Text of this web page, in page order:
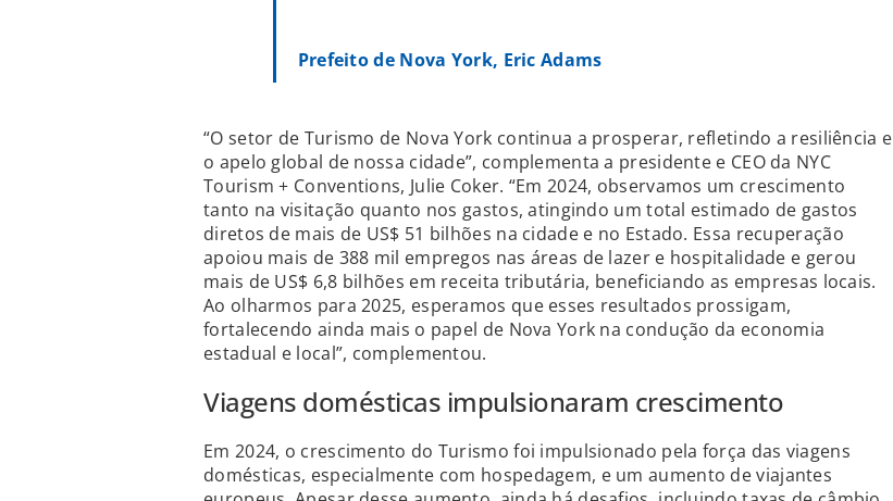
Prefeito de Nova York, Eric Adams
“O setor de Turismo de Nova York continua a prosperar, refletindo a resiliência e
o apelo global de nossa cidade”, complementa a presidente e CEO da NYC
Tourism + Conventions, Julie Coker. “Em 2024, observamos um crescimento
tanto na visitação quanto nos gastos, atingindo um total estimado de gastos
diretos de mais de US$ 51 bilhões na cidade e no Estado. Essa recuperação
apoiou mais de 388 mil empregos nas áreas de lazer e hospitalidade e gerou
mais de US$ 6,8 bilhões em receita tributária, beneficiando as empresas locais.
Ao olharmos para 2025, esperamos que esses resultados prossigam,
fortalecendo ainda mais o papel de Nova York na condução da economia
estadual e local”, complementou.
Viagens domésticas impulsionaram crescimento
Em 2024, o crescimento do Turismo foi impulsionado pela força das viagens
domésticas, especialmente com hospedagem, e um aumento de viajantes